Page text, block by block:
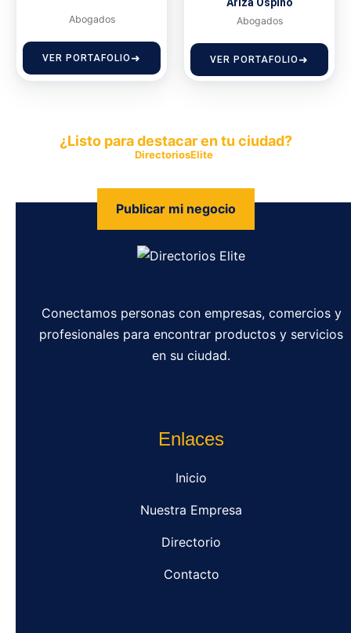
Abogados
VER PORTAFOLIO
Abogados
VER PORTAFOLIO
¿Listo para destacar en tu ciudad?
DirectoriosElite
Publicar mi negocio
Conectamos personas con empresas, comercios y
profesionales para encontrar productos y servicios
en su ciudad.
Enlaces
Inicio
Nuestra Empresa
Directorio
Contacto